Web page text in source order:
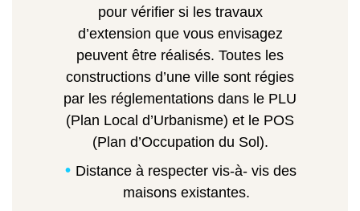
pour vérifier si les travaux
d’extension que vous envisagez
peuvent être réalisés. Toutes les
constructions d’une ville sont régies
par les réglementations dans le PLU
(Plan Local d’Urbanisme) et le POS
(Plan d’Occupation du Sol).
Distance à respecter vis-à- vis des
maisons existantes.